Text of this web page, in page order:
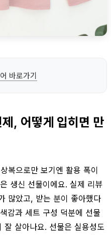
바로가기
, 어떻게 입히면 만
복으로만 보기엔 활용 폭이
생신 선물이에요. 실제 리뷰
많았고, 받는 분이 좋아했다
감과 세트 구성 덕분에 선물
잘 살아나요. 선물은 실용성도